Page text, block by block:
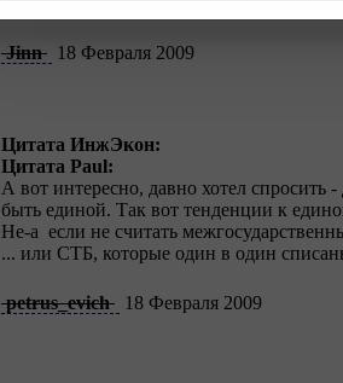
Jinn 18 Февраля 2009
Цитата ИнжЭкон:
Цитата Paul:
А вот интересно, давно хотел
быть единой. Так вот тенденции к
Не-а если не считать
... или СТБ, которые один в один
petrus_evich 18 Февраля 2009